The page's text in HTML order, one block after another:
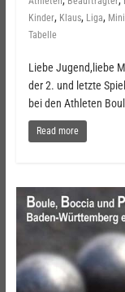
Kinder, Klaus, Liga,
Tabelle
Liebe Jugend,liebe
der 2. und letzte
bei den Athleten
Read more